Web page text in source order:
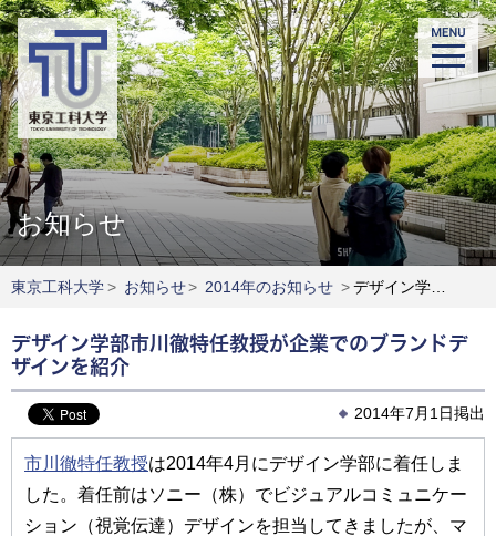
お知らせ
東京工科大学> お知らせ> 2014年のお知らせ >デザイン学部市川徹特任教授が企業でのブランドデザインを紹介
デザイン学部市川徹特任教授が企業でのブランドデ
ザインを紹介
2014年7月1日掲出
市川徹特任教授は2014年4月にデザイン学部に着任しま
した。着任前はソニー（株）でビジュアルコミュニケー
ション（視覚伝達）デザインを担当してきましたが、マ